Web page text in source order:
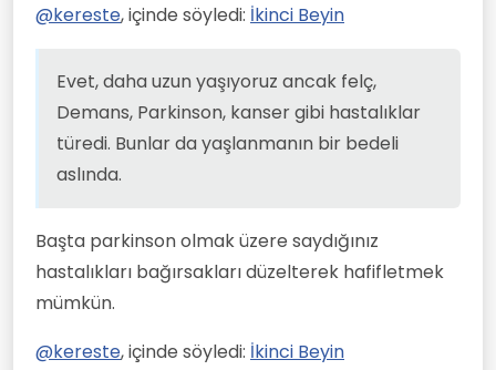
@kereste, içinde söyledi: İkinci Beyin
Evet, daha uzun yaşıyoruz ancak felç,
Demans, Parkinson, kanser gibi hastalıklar
türedi. Bunlar da yaşlanmanın bir bedeli
aslında.
Başta parkinson olmak üzere saydığınız
hastalıkları bağırsakları düzelterek hafifletmek
mümkün.
@kereste, içinde söyledi: İkinci Beyin